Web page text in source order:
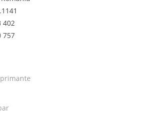
402
757